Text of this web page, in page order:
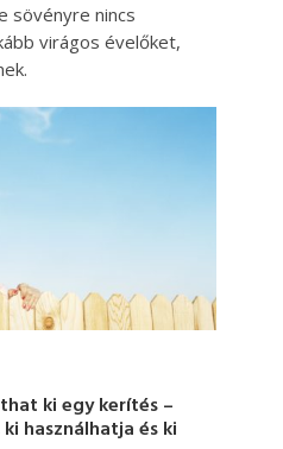
sövényre nincs
virágos évelőket,
ki egy kerítés –
használhatja és ki